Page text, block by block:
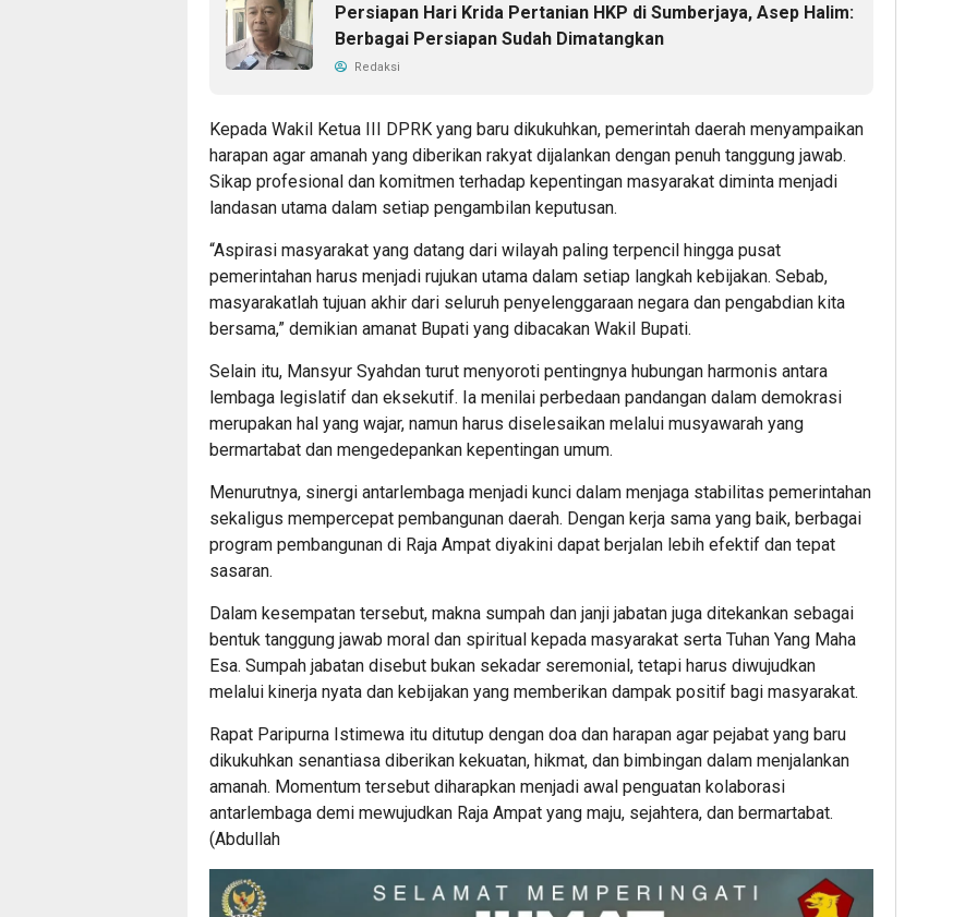
Persiapan Hari Krida Pertanian HKP di Sumberjaya, Asep Halim:
Berbagai Persiapan Sudah Dimatangkan
Redaksi
Kepada Wakil Ketua III DPRK yang baru dikukuhkan, pemerintah daerah menyampaikan
harapan agar amanah yang diberikan rakyat dijalankan dengan penuh tanggung jawab.
Sikap profesional dan komitmen terhadap kepentingan masyarakat diminta menjadi
landasan utama dalam setiap pengambilan keputusan.
“Aspirasi masyarakat yang datang dari wilayah paling terpencil hingga pusat
pemerintahan harus menjadi rujukan utama dalam setiap langkah kebijakan. Sebab,
masyarakatlah tujuan akhir dari seluruh penyelenggaraan negara dan pengabdian kita
bersama,” demikian amanat Bupati yang dibacakan Wakil Bupati.
Selain itu, Mansyur Syahdan turut menyoroti pentingnya hubungan harmonis antara
lembaga legislatif dan eksekutif. Ia menilai perbedaan pandangan dalam demokrasi
merupakan hal yang wajar, namun harus diselesaikan melalui musyawarah yang
bermartabat dan mengedepankan kepentingan umum.
Menurutnya, sinergi antarlembaga menjadi kunci dalam menjaga stabilitas pemerintahan
sekaligus mempercepat pembangunan daerah. Dengan kerja sama yang baik, berbagai
program pembangunan di Raja Ampat diyakini dapat berjalan lebih efektif dan tepat
sasaran.
Dalam kesempatan tersebut, makna sumpah dan janji jabatan juga ditekankan sebagai
bentuk tanggung jawab moral dan spiritual kepada masyarakat serta Tuhan Yang Maha
Esa. Sumpah jabatan disebut bukan sekadar seremonial, tetapi harus diwujudkan
melalui kinerja nyata dan kebijakan yang memberikan dampak positif bagi masyarakat.
Rapat Paripurna Istimewa itu ditutup dengan doa dan harapan agar pejabat yang baru
dikukuhkan senantiasa diberikan kekuatan, hikmat, dan bimbingan dalam menjalankan
amanah. Momentum tersebut diharapkan menjadi awal penguatan kolaborasi
antarlembaga demi mewujudkan Raja Ampat yang maju, sejahtera, dan bermartabat.
(Abdullah